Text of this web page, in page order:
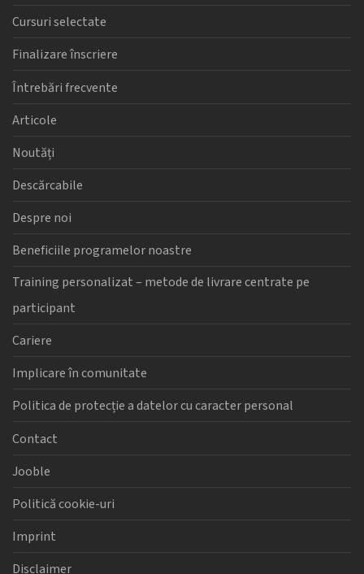
Cursuri selectate
Finalizare înscriere
Întrebări frecvente
Articole
Noutăți
Descărcabile
Despre noi
Beneficiile programelor noastre
Training personalizat – metode de livrare centrate pe
participant
Cariere
Implicare în comunitate
Politica de protecție a datelor cu caracter personal
Contact
Jooble
Politică cookie-uri
Imprint
Disclaimer